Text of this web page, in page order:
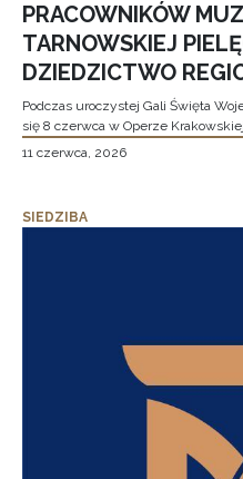
PRACOWNIKÓW
TARNOWSKIEJ
DZIEDZICTWO
Podczas uroczystej Gali Święta
się 8 czerwca w Operze
11 czerwca, 2026
SIEDZIBA